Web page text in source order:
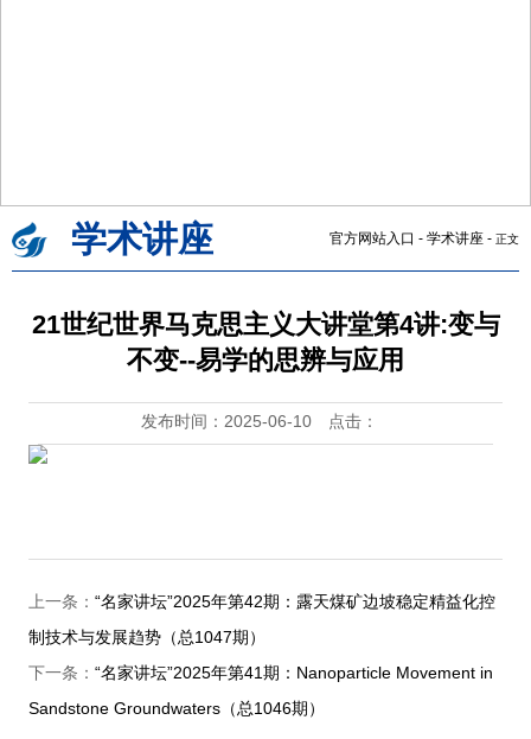
学术讲座 官方网站入口 - 学术讲座 - 正文
21世纪世界马克思主义大讲堂第4讲:变与
不变--易学的思辨与应用
发布时间：2025-06-10 点击：
上一条：“名家讲坛”2025年第42期：露天煤矿边坡稳定精益化控
制技术与发展趋势（总1047期）
下一条：“名家讲坛”2025年第41期：Nanoparticle Movement in
Sandstone Groundwaters（总1046期）